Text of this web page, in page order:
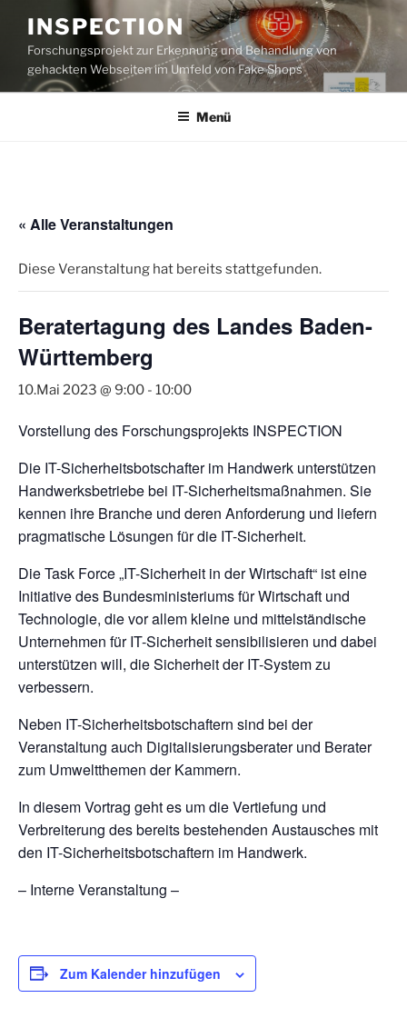
Inhalt
springen
INSPECTION
Forschungsprojekt zur Erkennung und Behandlung von
gehackten Webseiten im Umfeld von Fake Shops
Menü
« Alle Veranstaltungen
Diese Veranstaltung hat bereits stattgefunden.
Beratertagung des Landes Baden-
Württemberg
10.Mai 2023 @ 9:00 - 10:00
Vorstellung des Forschungsprojekts INSPECTION
Die IT-Sicherheitsbotschafter im Handwerk unterstützen
Handwerksbetriebe bei IT-Sicherheitsmaßnahmen. Sie
kennen ihre Branche und deren Anforderung und liefern
pragmatische Lösungen für die IT-Sicherheit.
Die Task Force „IT-Sicherheit in der Wirtschaft“ ist eine
Initiative des Bundesministeriums für Wirtschaft und
Technologie, die vor allem kleine und mittelständische
Unternehmen für IT-Sicherheit sensibilisieren und dabei
unterstützen will, die Sicherheit der IT-System zu
verbessern.
Neben IT-Sicherheitsbotschaftern sind bei der
Veranstaltung auch Digitalisierungsberater und Berater
zum Umweltthemen der Kammern.
In diesem Vortrag geht es um die Vertiefung und
Verbreiterung des bereits bestehenden Austausches mit
den IT-Sicherheitsbotschaftern im Handwerk.
– Interne Veranstaltung –
Zum Kalender hinzufügen